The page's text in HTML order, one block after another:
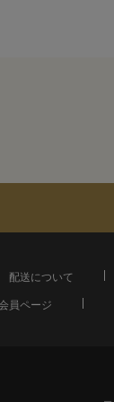
配送について
員ページ